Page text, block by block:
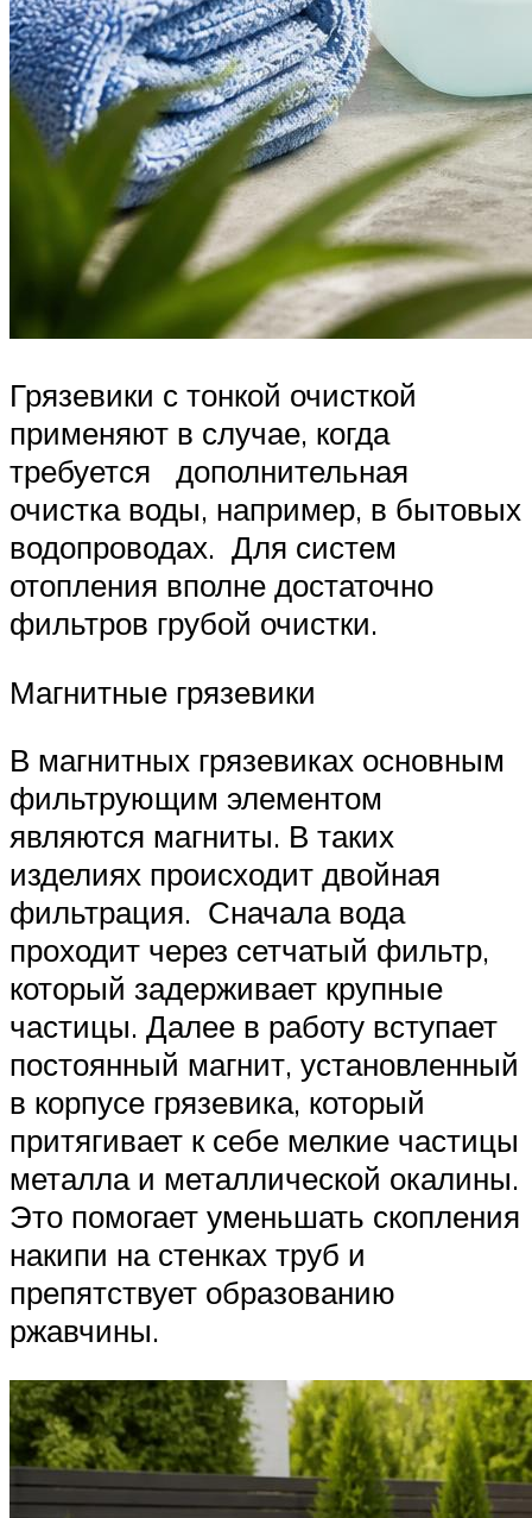
Грязевики с тонкой очисткой
применяют в случае, когда
требуется дополнительная
очистка воды, например, в бытовых
водопроводах. Для систем
отопления вполне достаточно
фильтров грубой очистки.
Магнитные грязевики
В магнитных грязевиках основным
фильтрующим элементом
являются магниты. В таких
изделиях происходит двойная
фильтрация. Сначала вода
проходит через сетчатый фильтр,
который задерживает крупные
частицы. Далее в работу вступает
постоянный магнит, установленный
в корпусе грязевика, который
притягивает к себе мелкие частицы
металла и металлической окалины.
Это помогает уменьшать скопления
накипи на стенках труб и
препятствует образованию
ржавчины.